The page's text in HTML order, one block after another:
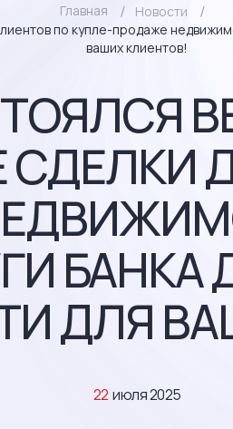
Главная
Новости
по купле-продаже
ваших клиентов!
БАНКА
ДЛЯ
22 июля 2025